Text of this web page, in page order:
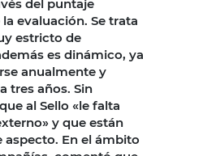
del puntaje
evaluación. Se trata
estricto de
es dinámico, ya
anualmente y
tres años. Sin
al Sello «le falta
y que están
aspecto. En el ámbito